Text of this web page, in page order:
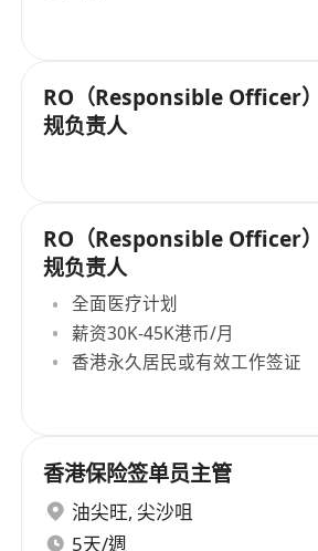
RO（Responsible Officer
规负责人
RO（Responsible Officer
规负责人
全面医疗计划
薪资30K-45K港币/月
香港永久居民或有效工作签证
香港保险签单员主管
油尖旺, 尖沙咀
5天/週